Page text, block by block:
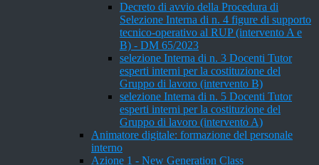
Decreto di avvio della Procedura di
Selezione Interna di n. 4 figure di supporto
tecnico-operativo al RUP (intervento A e
B) - DM 65/2023
selezione Interna di n. 3 Docenti Tutor
esperti interni per la costituzione del
Gruppo di lavoro (intervento B)
selezione Interna di n. 5 Docenti Tutor
esperti interni per la costituzione del
Gruppo di lavoro (intervento A)
Animatore digitale: formazione del personale
interno
Azione 1 - New Generation Class